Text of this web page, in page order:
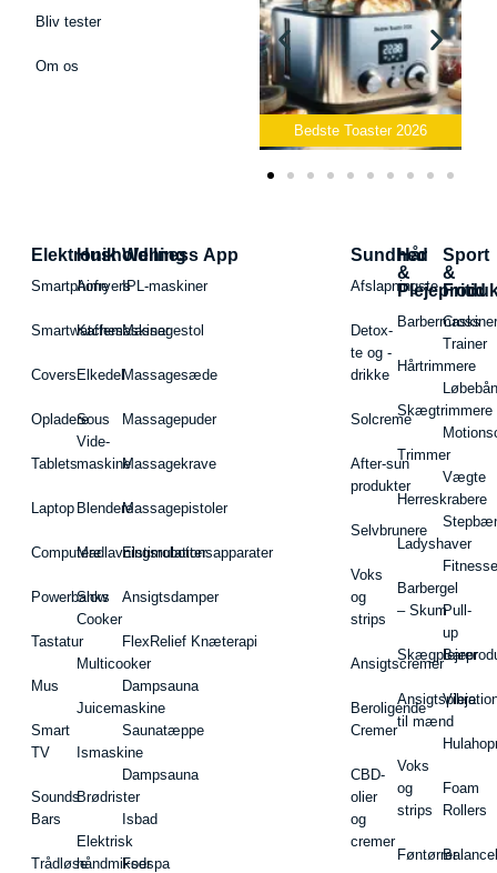
Bliv tester
Om os
Bedste Toaster 2026
Elektronik
Smartphone
Smartwatches
Covers
Opladere
Tablets
Laptop
Computere
Powerbanks
Tastatur
Mus
Smart
TV
Sounds
Bars
Trådløse
Husholdning
Airfryers
Kaffemaskiner
Elkedel
Sous
Vide-
maskine
Blendere
Madlavningsrobotter
Slow
Cooker
Multicooker
Juicemaskine
Ismaskine
Brødrister
Elektrisk
håndmikser
Wellness App
IPL-maskiner
Massagestol
Massagesæde
Massagepuder
Massagekrave
Massagepistoler
Elstimulationsapparater
Ansigtsdamper
FlexRelief Knæterapi
Dampsauna
Saunatæppe
Dampsauna
Isbad
Fodspa
Sundhed
Afslapningste
Detox-
te og -
drikke
Solcreme
After-sun
produkter
Selvbrunere
Voks
og
strips
Ansigtscremer
Beroligende
Cremer
CBD-
olier
og
cremer
Hår
&
Hårtrimmere
Skægtrimmere
Trimmer
Herreskrabere
Ladyshaver
Barbergel
– Skum
Ansigtspleje
til mænd
Voks
og
strips
Føntørrer
Sport
&
Fritid
Cross
Trainer
Vægte
Pull-
up
Barer
Foam
Rollers